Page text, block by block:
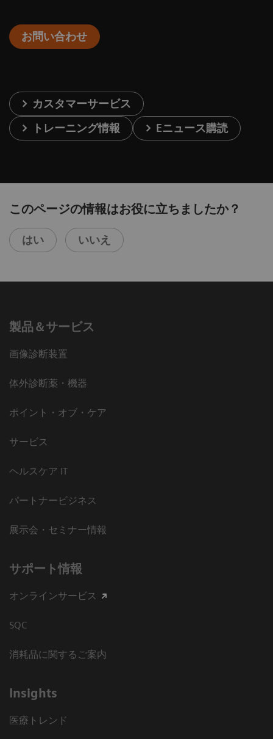
お問い合わせ
カスタマーサービス
トレーニング情報
Eニュース購読
このページの情報はお役に立ちましたか？
はい いいえ
製品＆サービス
画像診断装置
体外診断薬・機器
ポイント・オブ・ケア
サービス
ヘルスケア IT
パートナービジネス
展示会・セミナー情報
サポート情報
オンラインサービス
SQC
消耗品に関するご案内
Insights
医療トレンド